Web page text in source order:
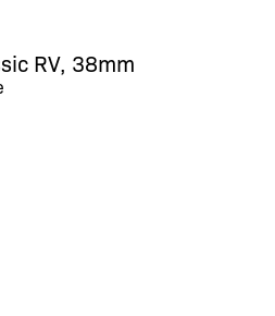
RV, 38mm